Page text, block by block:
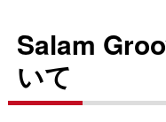
Salam
いて